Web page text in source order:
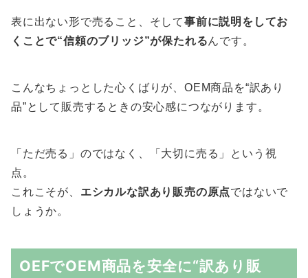
表に出ない形で売ること、そして事前に説明をしてお
くことで“信頼のブリッジ”が保たれるんです。
こんなちょっとした心くばりが、OEM商品を“訳あり
品”として販売するときの安心感につながります。
「ただ売る」のではなく、「大切に売る」という視
点。
これこそが、 エシカルな訳あり販売の原点ではないで
しょうか。
OEFでOEM商品を安全に“訳あり販